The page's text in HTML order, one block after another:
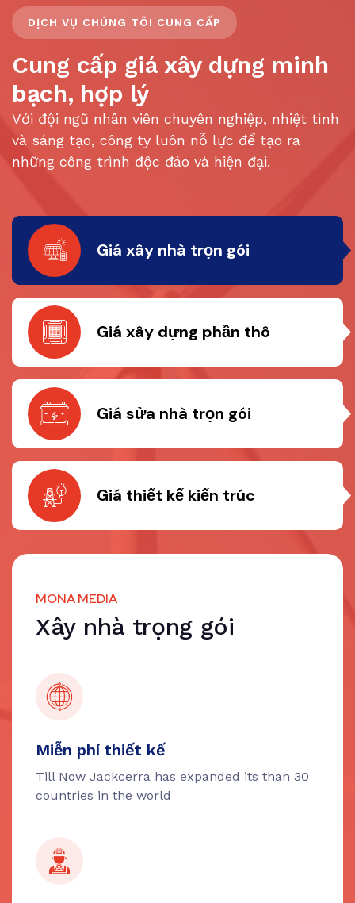
DỊCH VỤ CHÚNG TÔI CUNG CẤP
Cung cấp giá xây dựng minh
bạch, hợp lý
Với đội ngũ nhân viên chuyên nghiệp, nhiệt tình
và sáng tạo, công ty luôn nỗ lực để tạo ra
những công trình độc đáo và hiện đại.
Giá xây nhà trọn gói
Giá xây dựng phần thô
Giá sửa nhà trọn gói
Giá thiết kế kiến trúc
MONA MEDIA
Xây nhà trọng gói
Miễn phí thiết kế
Till Now Jackcerra has expanded its than 30
countries in the world